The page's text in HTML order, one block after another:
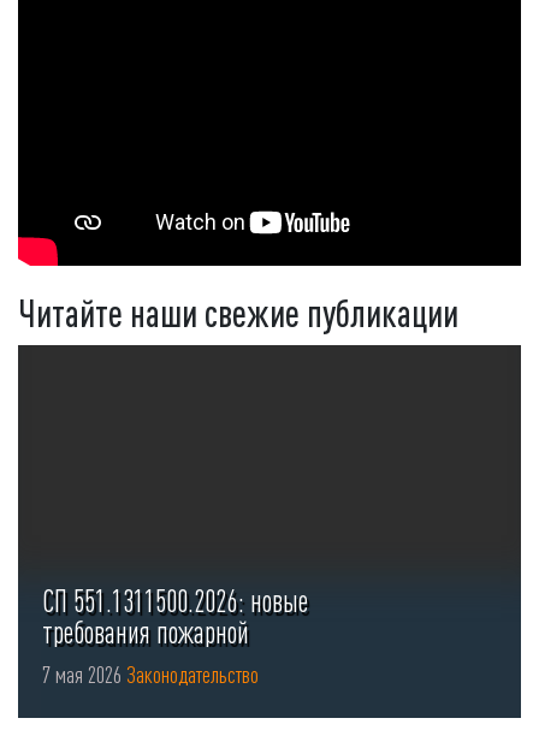
Читайте наши свежие публикации
СП 551.1311500.2026: новые
требования пожарной
безопасности для стоянок ...
7 мая 2026 Законодательство